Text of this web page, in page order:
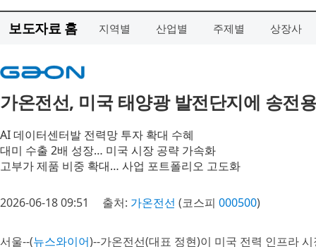
보도자료 홈 지역별 산업별 주제별 상장사
가온전선, 미국 태양광 발전단지에 송전
AI 데이터센터발 전력망 투자 확대 수혜
대미 수출 2배 성장… 미국 시장 공략 가속화
고부가 제품 비중 확대… 사업 포트폴리오 고도화
2026-06-18 09:51 출처: 가온전선 (코스피 000500)
서울--(뉴스와이어)--가온전선(대표 정현)이 미국 전력 인프라